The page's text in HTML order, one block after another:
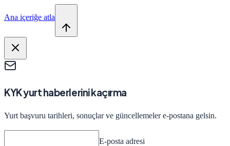
Ana içeriğe atla
KYK yurt haberlerini kaçırma
Yurt başvuru tarihleri, sonuçlar ve güncellemeler e-postana gelsin.
E-posta adresi